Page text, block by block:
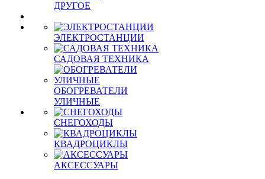
ДРУГОЕ
ЭЛЕКТРОСТАНЦИИ
САДОВАЯ ТЕХНИКА
ОБОГРЕВАТЕЛИ
УЛИЧНЫЕ
СНЕГОХОДЫ
КВАДРОЦИКЛЫ
АКСЕССУАРЫ